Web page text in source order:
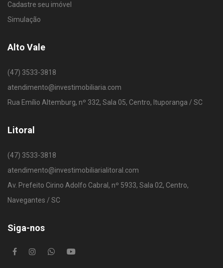
Cadastre seu imóvel
Simulação
Alto Vale
(47) 3533-3818
atendimento@investimobiliaria.com
Rua Emílio Altemburg, nº 332, Sala 05, Centro, Ituporanga / SC
Litoral
(47) 3533-3818
atendimento@investimobiliarialitoral.com
Av. Prefeito Cirino Adolfo Cabral, nº 5933, Sala 02, Centro,
Navegantes / SC
Siga-nos